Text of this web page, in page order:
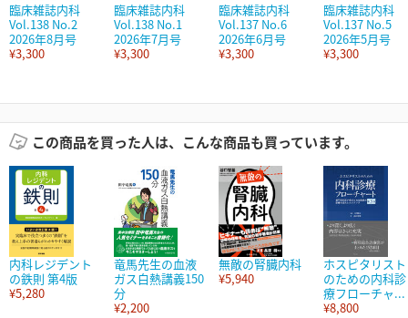
臨床雑誌内科
Vol.138 No.2
2026年8月号
¥3,300
臨床雑誌内科
Vol.138 No.1
2026年7月号
¥3,300
臨床雑誌内科
Vol.137 No.6
2026年6月号
¥3,300
臨床雑誌内科
Vol.137 No.5
2026年5月号
¥3,300
この商品を買った人は、こんな商品も買っています。
内科レジデント
の鉄則 第4版
¥5,280
竜馬先生の血液
ガス白熱講義150
分
¥2,200
無敵の腎臓内科
¥5,940
ホスピタリスト
のための内科診
療フローチャ...
¥8,800